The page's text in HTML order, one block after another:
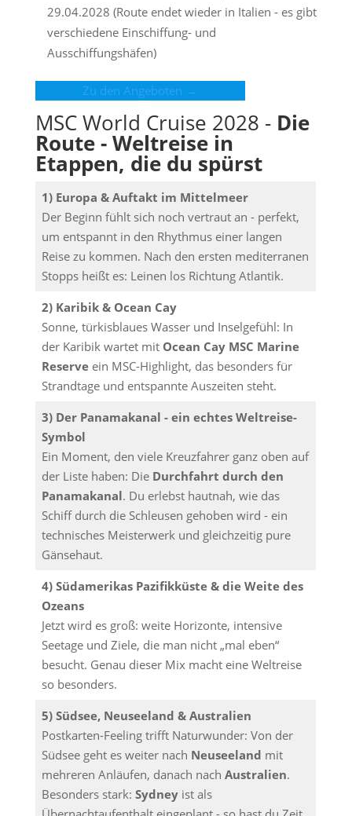
29.04.2028 (Route endet wieder in Italien - es gibt
verschiedene Einschiffung- und
Ausschiffungshäfen)
Zu den Angeboten →
MSC World Cruise 2028 - Die
Route - Weltreise in
Etappen, die du spürst
1) Europa & Auftakt im Mittelmeer
Der Beginn fühlt sich noch vertraut an - perfekt,
um entspannt in den Rhythmus einer langen
Reise zu kommen. Nach den ersten mediterranen
Stopps heißt es: Leinen los Richtung Atlantik.
2) Karibik & Ocean Cay
Sonne, türkisblaues Wasser und Inselgefühl: In
der Karibik wartet mit Ocean Cay MSC Marine
Reserve ein MSC-Highlight, das besonders für
Strandtage und entspannte Auszeiten steht.
3) Der Panamakanal - ein echtes Weltreise-
Symbol
Ein Moment, den viele Kreuzfahrer ganz oben auf
der Liste haben: Die Durchfahrt durch den
Panamakanal. Du erlebst hautnah, wie das
Schiff durch die Schleusen gehoben wird - ein
technisches Meisterwerk und gleichzeitig pure
Gänsehaut.
4) Südamerikas Pazifikküste & die Weite des
Ozeans
Jetzt wird es groß: weite Horizonte, intensive
Seetage und Ziele, die man nicht „mal eben“
besucht. Genau dieser Mix macht eine Weltreise
so besonders.
5) Südsee, Neuseeland & Australien
Postkarten-Feeling trifft Naturwunder: Von der
Südsee geht es weiter nach Neuseeland mit
mehreren Anläufen, danach nachAustralien.
Besonders stark:Sydney ist als